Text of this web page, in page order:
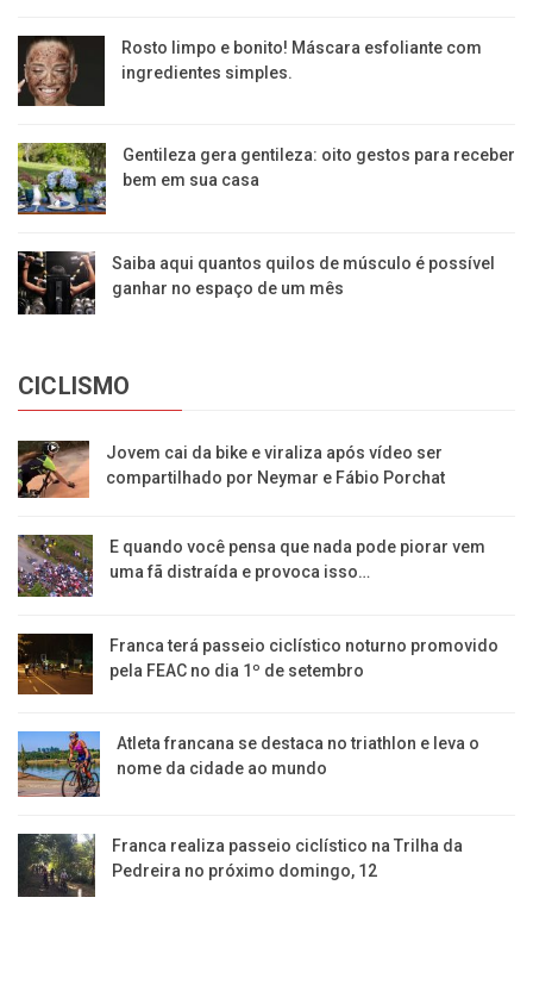
Rosto limpo e bonito! Máscara esfoliante com
ingredientes simples.
Gentileza gera gentileza: oito gestos para receber
bem em sua casa
Saiba aqui quantos quilos de músculo é possível
ganhar no espaço de um mês
CICLISMO
Jovem cai da bike e viraliza após vídeo ser
compartilhado por Neymar e Fábio Porchat
E quando você pensa que nada pode piorar vem
uma fã distraída e provoca isso…
Franca terá passeio ciclístico noturno promovido
pela FEAC no dia 1º de setembro
Atleta francana se destaca no triathlon e leva o
nome da cidade ao mundo
Franca realiza passeio ciclístico na Trilha da
Pedreira no próximo domingo, 12